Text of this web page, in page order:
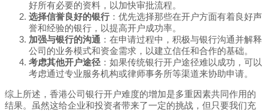
好所有必要的资料，以加快审批流程。
选择信誉良好的银行 ：优先选择那些在开户方面有着良好声
誉和经验的银行，以提高开户成功率。
加强与银行的沟通 ：在申请过程中，积极与银行沟通并解释
公司的业务模式和资金需求，以建立信任和合作的基础。
考虑其他开户途径 ：如果传统银行开户途径难以成功，可以
考虑通过专业服务机构或律师事务所等渠道来协助申请。
综上所述，香港公司银行开户难度的增加是多重因素共同作用的
结果。虽然这给企业和投资者带来了一定的挑战，但只要我们充